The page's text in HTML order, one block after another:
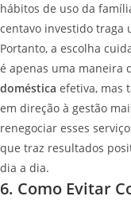
hábitos de uso da
centavo investido traga
Portanto, a escolha
é apenas uma maneira
doméstica efetiva, mas
em direção à gestão
renegociar esses
que traz resultados
dia a dia.
6. Como Evitar